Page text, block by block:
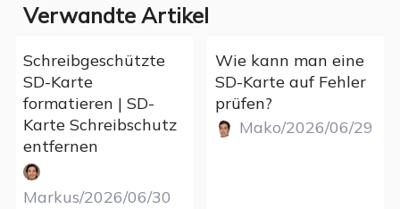
Verwandte Artikel
Schreibgeschützte
SD-Karte
formatieren | SD-
Karte Schreibschutz
entfernen
Markus/2026/06/30
Wie kann man eine
SD-Karte auf Fehler
prüfen?
Mako/2026/06/29